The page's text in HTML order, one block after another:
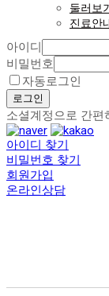
둘러보
진료안
아이디
비밀번호
자동로그인
로그인
소셜계정으로 간편
아이디 찾기
비밀번호 찾기
회원가입
온라인상담